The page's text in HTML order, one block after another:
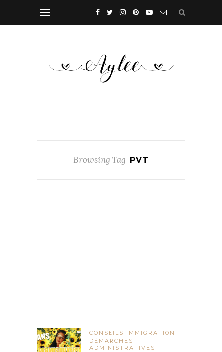
Browsing Tag PVT
CONSEILS IMMIGRATION
DÉMARCHES
ADMINISTRATIVES